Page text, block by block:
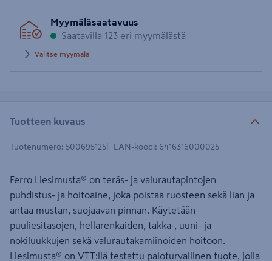
postinumero
Myymäläsaatavuus
Saatavilla 123 eri myymälästä
Valitse myymälä
Tuotteen kuvaus
Tuotenumero: 500695125 EAN-koodi: 6416316000025
Ferro Liesimusta® on teräs- ja valurautapintojen
puhdistus- ja hoitoaine, joka poistaa ruosteen sekä lian ja
antaa mustan, suojaavan pinnan. Käytetään
puuliesitasojen, hellarenkaiden, takka-, uuni- ja
nokiluukkujen sekä valurautakamiinoiden hoitoon.
Liesimusta® on VTT:llä testattu paloturvallinen tuote, jolla